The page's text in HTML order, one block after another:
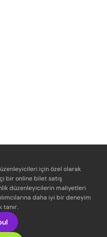
için özel olarak
bir online bilet satış
düzenleyicilerin maliyetleri
daha iyi bir deneyim
tanır.